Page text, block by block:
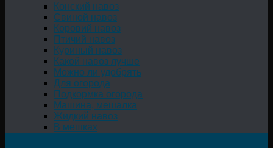
Конский навоз
Свиной навоз
Коровий навоз
Птичий навоз
Куриный навоз
Какой навоз лучше
Можно ли удобрять
Для огорода
Подкормка огорода
Машина, мешалка
Жидкий навоз
В мешках